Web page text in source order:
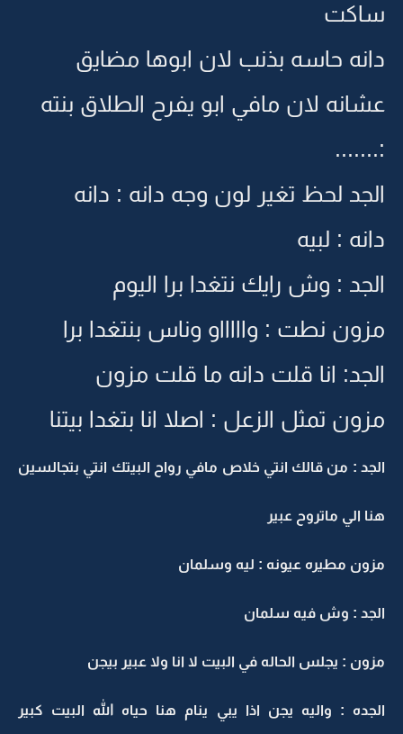
ساكت
دانه حاسه بذنب لان ابوها مضايق
عشانه لان مافي ابو يفرح الطلاق بنته
:.......
الجد لحظ تغير لون وجه دانه : دانه
دانه : لبيه
الجد : وش رايك نتغدا برا اليوم
مزون نطت : واااااو وناس بنتغدا برا
الجد: انا قلت دانه ما قلت مزون
مزون تمثل الزعل : اصلا انا بتغدا بيتنا
الجد : من قالك انتي خلاص مافي رواح البيتك انتي بتجالسين
هنا الي ماتروح عبير
مزون مطيره عيونه : ليه وسلمان
الجد : وش فيه سلمان
مزون : يجلس الحاله في البيت لا انا ولا عبير بيجن
الجده : واليه يجن اذا يبي ينام هنا حياه الله البيت كبير